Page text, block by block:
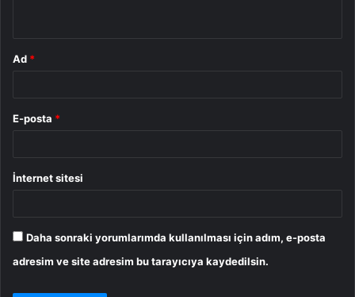
Ad *
E-posta *
İnternet sitesi
Daha sonraki yorumlarımda kullanılması için adım, e-posta
adresim ve site adresim bu tarayıcıya kaydedilsin.